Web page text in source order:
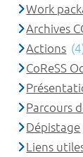
Work
Archives
Actions
CoReSS
Parcours
Dépistage
Liens